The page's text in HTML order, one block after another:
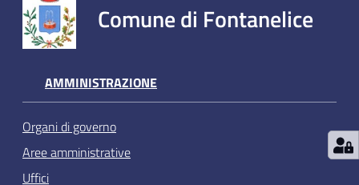
Comune di Fontanelice
AMMINISTRAZIONE
Organi di governo
Aree amministrative
Uffici